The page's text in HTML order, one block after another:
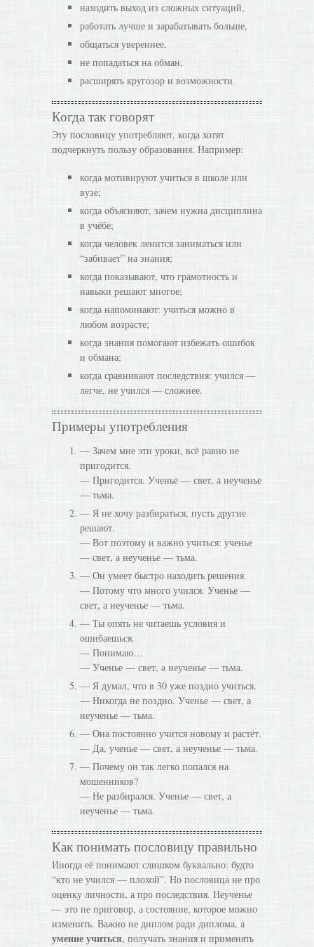
находить выход из сложных ситуаций,
работать лучше и зарабатывать больше,
общаться увереннее,
не попадаться на обман,
расширять кругозор и возможности.
Когда так говорят
Эту пословицу употребляют, когда хотят
подчеркнуть пользу образования. Например:
когда мотивируют учиться в школе или
вузе;
когда объясняют, зачем нужна дисциплина
в учёбе;
когда человек ленится заниматься или
“забивает” на знания;
когда показывают, что грамотность и
навыки решают многое;
когда напоминают: учиться можно в
любом возрасте;
когда знания помогают избежать ошибок
и обмана;
когда сравнивают последствия: учился —
легче, не учился — сложнее.
Примеры употребления
— Зачем мне эти уроки, всё равно не
пригодится.
— Пригодится. Ученье — свет, а неученье
— тьма.
— Я не хочу разбираться, пусть другие
решают.
— Вот поэтому и важно учиться: ученье
— свет, а неученье — тьма.
— Он умеет быстро находить решения.
— Потому что много учился. Ученье —
свет, а неученье — тьма.
— Ты опять не читаешь условия и
ошибаешься.
— Понимаю…
— Ученье — свет, а неученье — тьма.
— Я думал, что в 30 уже поздно учиться.
— Никогда не поздно. Ученье — свет, а
неученье — тьма.
— Она постоянно учится новому и растёт.
— Да, ученье — свет, а неученье — тьма.
— Почему он так легко попался на
мошенников?
— Не разбирался. Ученье — свет, а
неученье — тьма.
Как понимать пословицу правильно
Иногда её понимают слишком буквально: будто
“кто не учился — плохой”. Но пословица не про
оценку личности, а про последствия. Неученье
— это не приговор, а состояние, которое можно
изменить. Важно не диплом ради диплома, а
умение учиться, получать знания и применять